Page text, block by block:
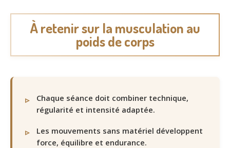
À retenir sur la musculation au
poids de corps
Chaque séance doit combiner technique,
régularité et intensité adaptée.
Les mouvements sans matériel développent
force, équilibre et endurance.